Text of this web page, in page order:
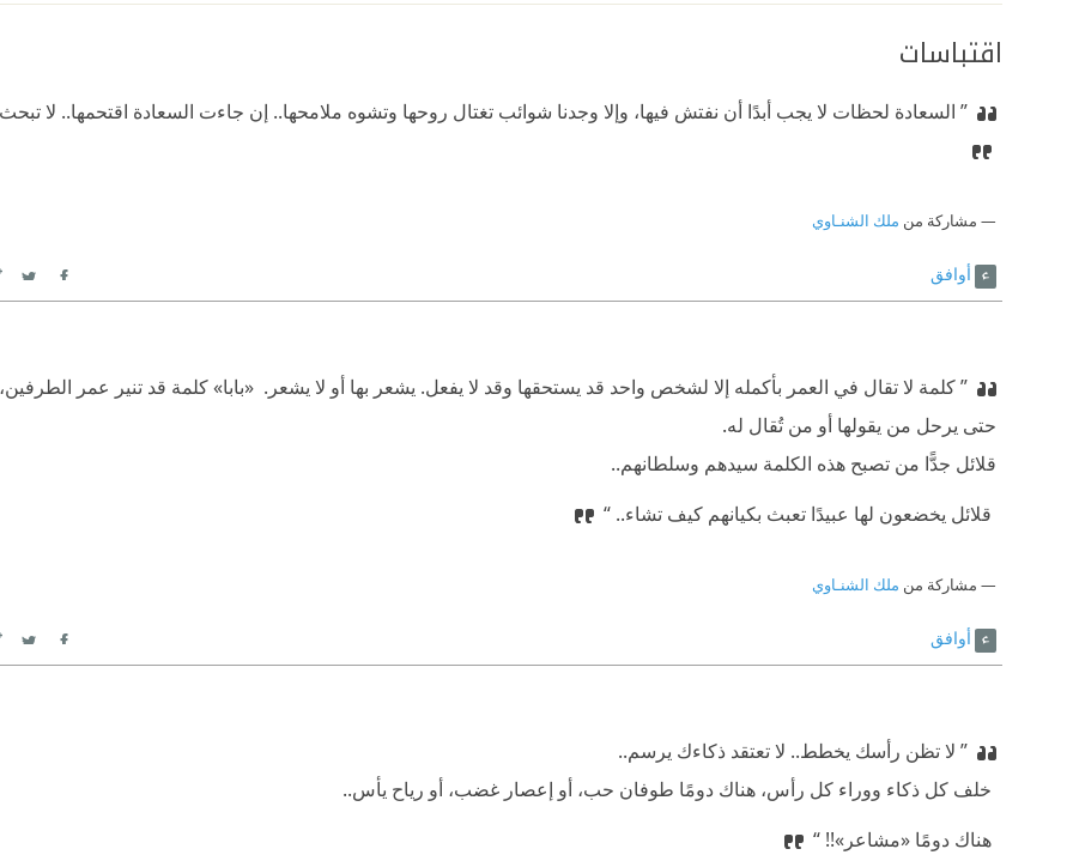
اقتباسات
” السعادة لحظات لا يجب أبدًا أن نفتش فيها، وإلا وجدنا شوائب تغتال روحها وتشوه ملامحها.. إن جاءت السعادة اقتحمها.. لا
مشاركة من ملك الشنـاوي
أوافق
” كلمة لا تقال في العمر بأكمله إلا لشخص واحد قد يستحقها وقد لا يفعل. يشعر بها أو لا يشعر. ‫ «بابا» كلمة قد تنير عمر
حتى يرحل من يقولها أو من تُقال له. ‫
قلائل جدًّا من تصبح هذه الكلمة سيدهم وسلطانهم..
‫ قلائل يخضعون لها عبيدًا تعبث بكيانهم كيف تشاء.. “
مشاركة من ملك الشنـاوي
أوافق
” لا تظن رأسك يخطط.. لا تعتقد ذكاءك يرسم..
‫ خلف كل ذكاء ووراء كل رأس، هناك دومًا طوفان حب، أو إعصار غضب، أو رياح يأس..
‫ هناك دومًا «مشاعر»!! “